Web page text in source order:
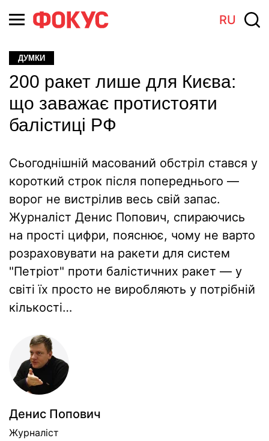
RU
ДУМКИ
200 ракет лише для Києва:
що заважає протистояти
балістиці РФ
Сьогоднішній масований обстріл стався у
короткий строк після попереднього —
ворог не вистрілив весь свій запас.
Журналіст Денис Попович, спираючись
на прості цифри, пояснює, чому не варто
розраховувати на ракети для систем
"Петріот" проти балістичних ракет — у
світі їх просто не виробляють у потрібній
кількості…
Денис Попович
Журналіст